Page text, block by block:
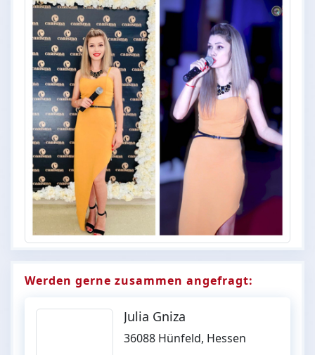
Werden gerne zusammen angefragt:
Julia Gniza
36088 Hünfeld, Hessen